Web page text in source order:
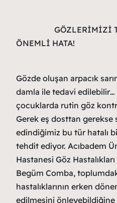
GÖZLERİMİZİ
ÖNEMLİ HATA!
Gözde oluşan arpacık
damla ile tedavi
çocuklarda rutin göz
Gerek eş dosttan gerekse
edindiğimiz bu tür hatalı
tehdit ediyor. Acıbadem
Hastanesi Göz
Begüm Comba,
hastalıklarının erken
edilmesini